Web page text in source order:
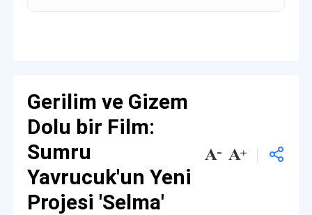
Gerilim ve Gizem
Dolu bir Film:
Sumru
Yavrucuk'un Yeni
Projesi 'Selma'